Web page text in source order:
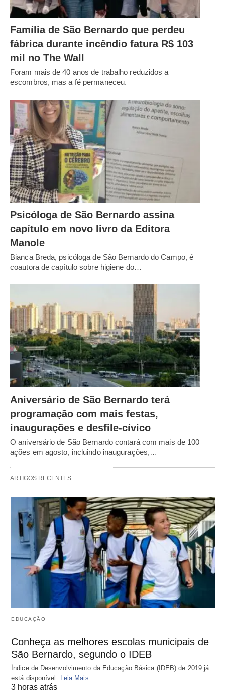
Família de São Bernardo que perdeu
fábrica durante incêndio fatura R$ 103
mil no The Wall
Foram mais de 40 anos de trabalho reduzidos a
escombros, mas a fé permaneceu.
Psicóloga de São Bernardo assina
capítulo em novo livro da Editora
Manole
Bianca Breda, psicóloga de São Bernardo do Campo, é
coautora de capítulo sobre higiene do…
Aniversário de São Bernardo terá
programação com mais festas,
inaugurações e desfile-cívico
O aniversário de São Bernardo contará com mais de 100
ações em agosto, incluindo inaugurações,…
ARTIGOS RECENTES
EDUCAÇÃO
Conheça as melhores escolas municipais de
São Bernardo, segundo o IDEB
Índice de Desenvolvimento da Educação Básica (IDEB) de 2019 já
está disponível.
Leia Mais
3 horas atrás